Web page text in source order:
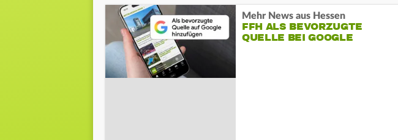
Mehr News aus Hessen
FFH ALS BEVORZUGTE
QUELLE BEI GOOGLE